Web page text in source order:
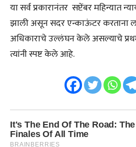
या सर्व प्रकारानंतर सप्टेंबर महिन्यात
झाली असून सदर एन्काऊंटर करताना
अधिकाराचे उल्लंघन केले असल्याचे
त्यांनी स्पष्ट केले आहे.